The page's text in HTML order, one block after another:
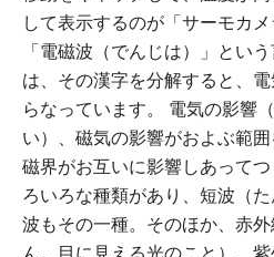
して表示するのが「サーモカ
「電磁波（でんじは）」とい
は、その漢字を分解すると、
らなっています。 電気の影響
い）、磁気の影響がおよぶ範
磁界がお互いに影響しあって
ろいろな種類があり、短波（
波もその一種。そのほか、赤
ん。目に見える光のこと）、